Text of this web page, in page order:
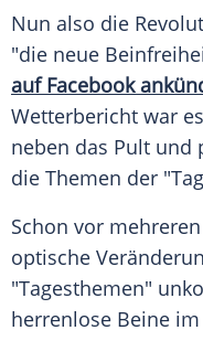
Nun also die
"die neue
aufFacebook
Wetterbericht war
neben das Pult und
die Themen der
Schon vor
optische
"Tagesthemen"
herrenlose Beine